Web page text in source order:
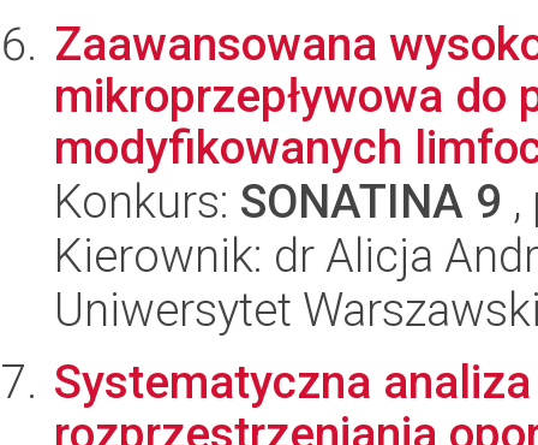
Zaawansowana
mikroprzepływowa do
modyfikowanych
Konkurs: SONATINA 9
Kierownik: dr Alicja
Uniwersytet
Systematyczna
rozprzestrzeniania